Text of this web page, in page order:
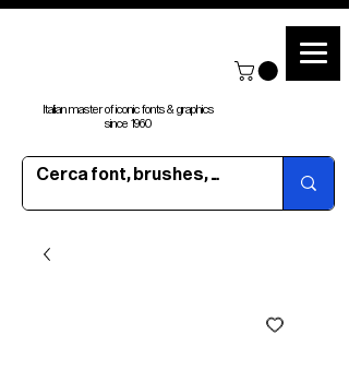
Italian master of iconic fonts & graphics
since 1960